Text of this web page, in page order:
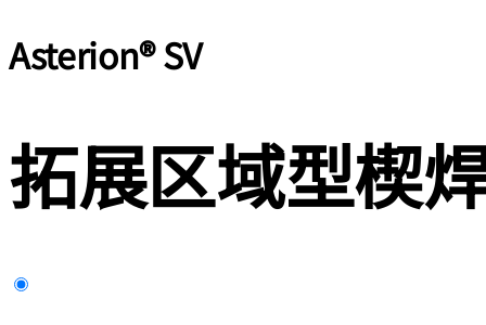
Asterion® SV
拓展区域型楔